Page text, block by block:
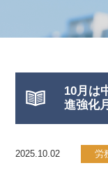
10月は
進強化
2025.10.02 労